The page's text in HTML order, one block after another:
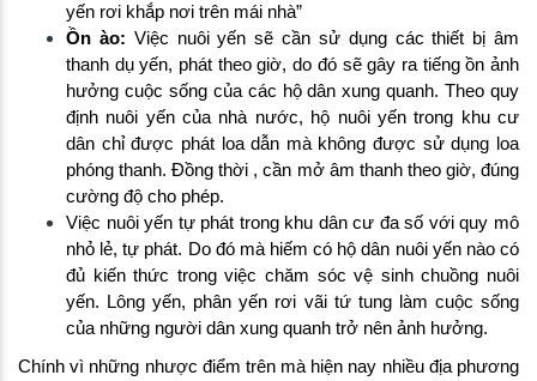
yến rơi khắp nơi trên mái nhà”
Ồn ào: Việc nuôi yến sẽ cần sử dụng các thiết bị âm
thanh dụ yến, phát theo giờ, do đó sẽ gây ra tiếng ồn ảnh
hưởng cuộc sống của các hộ dân xung quanh. Theo quy
định nuôi yến của nhà nước, hộ nuôi yến trong khu cư
dân chỉ được phát loa dẫn mà không được sử dụng loa
phóng thanh. Đồng thời , cần mở âm thanh theo giờ, đúng
cường độ cho phép.
Việc nuôi yến tự phát trong khu dân cư đa số với quy mô
nhỏ lẻ, tự phát. Do đó mà hiếm có hộ dân nuôi yến nào có
đủ kiến thức trong việc chăm sóc vệ sinh chuồng nuôi
yến. Lông yến, phân yến rơi vãi tứ tung làm cuộc sống
của những người dân xung quanh trở nên ảnh hưởng.
Chính vì những nhược điểm trên mà hiện nay nhiều địa phương